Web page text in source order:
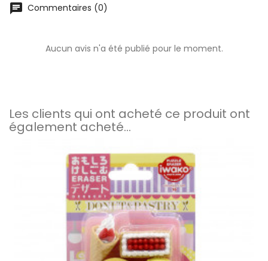
chat Commentaires (0)
Aucun avis n'a été publié pour le moment.
Les clients qui ont acheté ce produit ont
également acheté...